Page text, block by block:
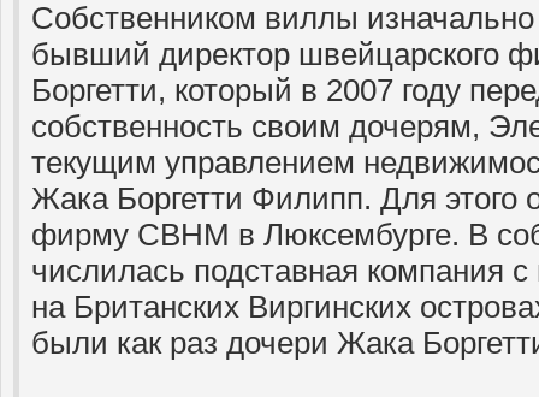
Собственником виллы
бывший директор швейцарского
Боргетти, который в 2007 году
собственность своим дочерям,
текущим управлением
Жака Боргетти Филипп. Для
фирму CBHM в Люксембурге. В
числилась подставная компания
на Британских Виргинских
были как раз дочери Жака